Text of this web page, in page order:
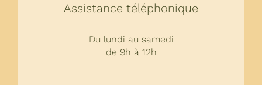
Assistance téléphonique
Du lundi au samedi
de 9h à 12h